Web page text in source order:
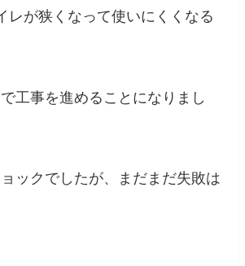
レが狭くなって使いにくくなる
工事を進めることになりまし
ックでしたが、まだまだ失敗は